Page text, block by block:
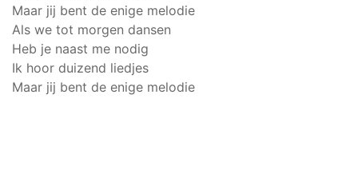
Maar jij bent de enige melodie
Als we tot morgen dansen
Heb je naast me nodig
Ik hoor duizend liedjes
Maar jij bent de enige melodie